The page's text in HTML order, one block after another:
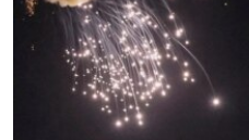
ᲡᲢᲣᲓᲘᲐ ᲕᲐᲨᲘᲜᲒᲢᲝᲜᲘ
ᲔᲙᲝᲜᲝᲛᲘᲙᲐ
ᲯᲐᲜᲛᲠᲗᲔᲚᲝᲑᲐ
ᲛᲔᲪᲜᲘᲔᲠᲔᲑᲐ
Learning English
ᲗᲕᲐᲚᲘ ᲒᲕᲐᲓᲔᲕᲜᲔᲗ